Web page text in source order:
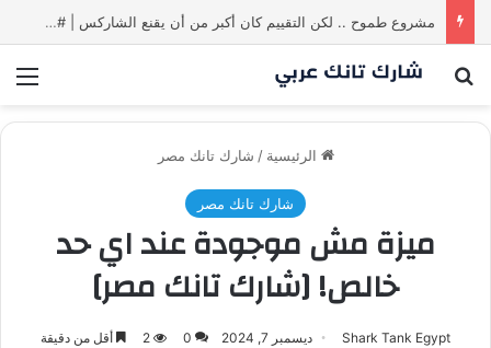
مشروع طموح .. لكن التقييم كان أكبر من أن يقنع الشاركس | #شارك تانك لعراق
بحث عن
الرئيسية / شارك تانك مصر
شارك تانك مصر
ميزة مش موجودة عند اي حد
خالص! [شارك تانك مصر]
Shark Tank Egypt ديسمبر 7, 2024 0
2 أقل من دقيقة